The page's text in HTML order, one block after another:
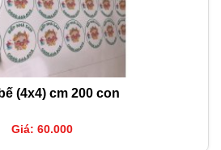
(4x4) cm 200 con
Giá: 60.000